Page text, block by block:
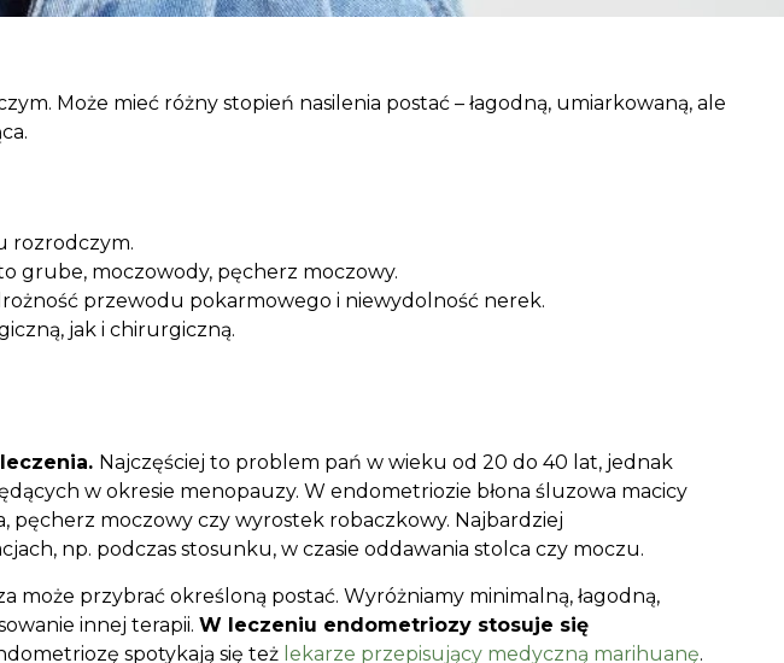
Może mieć różny stopień nasilenia postać – łagodną, umiarkowaną, ale
rozrodczym.
grube, moczowody, pęcherz moczowy.
przewodu pokarmowego i niewydolność nerek.
jak i chirurgiczną.
Najczęściej to problem pań w wieku od 20 do 40 lat, jednak
w okresie menopauzy. W endometriozie błona śluzowa macicy
pęcherz moczowy czy wyrostek robaczkowy. Najbardziej
np. podczas stosunku, w czasie oddawania stolca czy moczu.
może przybrać określoną postać. Wyróżniamy minimalną, łagodną,
innej terapii. W leczeniu endometriozy stosuje się
spotykają się też lekarze przepisujący medyczną marihuanę.